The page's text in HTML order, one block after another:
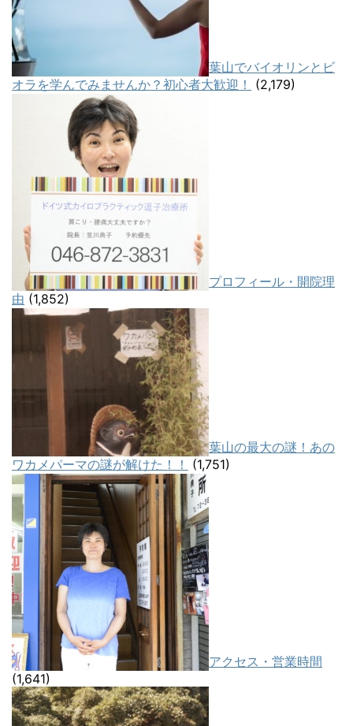
葉山でバイオリンとビ
オラを学んでみませんか？初心者大歓迎！
(2,179)
プロフィール・開院理
由 (1,852)
葉山の最大の謎！あの
ワカメパーマの謎が解けた！！
(1,751)
アクセス・営業時間
(1,641)